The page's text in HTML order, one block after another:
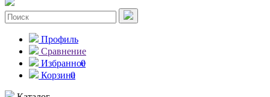
Профиль
Сравнение
Избранное
0
Корзина
0